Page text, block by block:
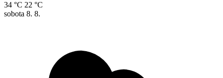
34 °C 22 °C
sobota 8. 8.